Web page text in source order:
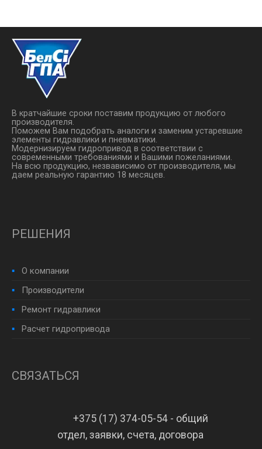
Технические данные: Код ...
В кратчайшие сроки поставим продукцию от любого
производителя.
Поможем Вам подобрать аналоги и заменим устаревшие
элементы гидравлики и пневматики.
Модернизируем гидропривод в соответствии с
современными требованиями и Вашими пожеланиями.
На всю продукцию, незвависимо от производителя, мы
даем реальную гарантию 18 месяцев.
РЕШЕНИЯ
О компании
Производители
Ремонт гидравлики
Расчет гидропривода
СВЯЗАТЬСЯ
+375 (17) 374-05-54 - общий
отдел, заявки, счета, договора